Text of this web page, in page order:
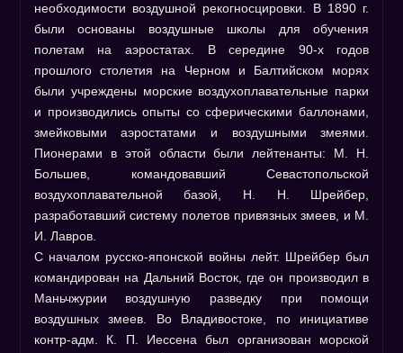
Фотогалерея
Размер фото
ИСТОРИЯ
Заслужен.летчики
Нач. училища
МЕДИА
Библиотека
Музыка
необходимости воздушной рекогносцировки. В 1890 г.
были основаны воздушные школы для обучения
полетам на аэростатах. В середине 90-х годов
прошлого столетия на Черном и Балтийском морях
были учреждены морские воздухоплавательные парки
и производились опыты со сферическими баллонами,
змейковыми аэростатами и воздушными змеями.
Пионерами в этой области были лейтенанты: М. Н.
Большев, командовавший Севастопольской
воздухоплавательной базой, Н. Н. Шрейбер,
разработавший систему полетов привязных змеев, и М.
И. Лавров.
С началом русско-японской войны лейт. Шрейбер был
командирован на Дальний Восток, где он производил в
Маньчжурии воздушную разведку при помощи
воздушных змеев. Во Владивостоке, по инициативе
контр-адм. К. П. Иессена был организован морской